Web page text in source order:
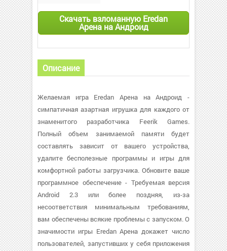
Скачать взломанную Eredan
Арена на Андроид
Описание
Желаемая игра Eredan Арена на Андроид -
симпатичная азартная игрушка для каждого от
знаменитого разработчика Feerik Games.
Полный объем занимаемой памяти будет
составлять зависит от вашего устройства,
удалите бесполезные программы и игры для
комфортной работы загрузчика. Обновите ваше
программное обеспечение - Требуемая версия
Android 2.3 или более поздняя, из-за
несоответствия минимальным требованиям,
вам обеспечены всякие проблемы с запуском. О
значимости игры Eredan Арена докажет число
пользователей, запустивших у себя приложения